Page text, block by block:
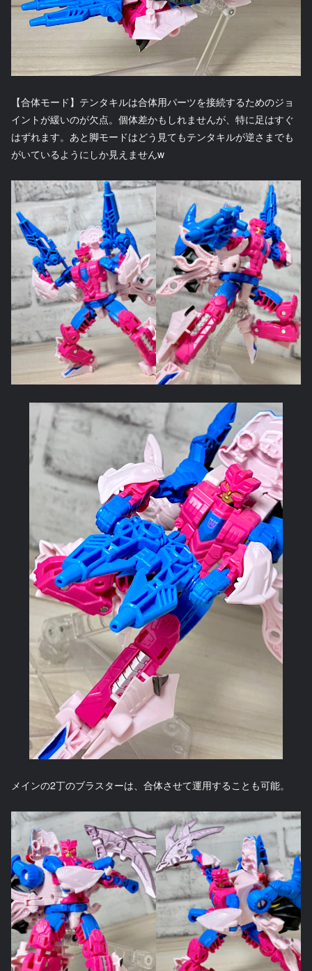
【合体モード】テンタキルは合体用パーツを接続するためのジョ
イントが緩いのが欠点。個体差かもしれませんが、特に足はすぐ
はずれます。あと脚モードはどう見てもテンタキルが逆さまでも
がいているようにしか見えませんw
メインの2丁のブラスターは、合体させて運用することも可能。